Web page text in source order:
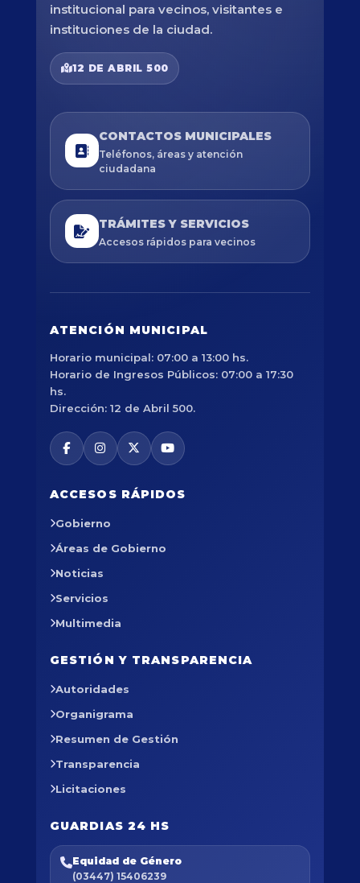
institucional para vecinos, visitantes e
instituciones de la ciudad.
12 DE ABRIL 500
CONTACTOS MUNICIPALES
Teléfonos, áreas y atención
ciudadana
TRÁMITES Y SERVICIOS
Accesos rápidos para vecinos
ATENCIÓN MUNICIPAL
Horario municipal: 07:00 a 13:00 hs.
Horario de Ingresos Públicos: 07:00 a 17:30
hs.
Dirección: 12 de Abril 500.
ACCESOS RÁPIDOS
Gobierno
Áreas de Gobierno
Noticias
Servicios
Multimedia
GESTIÓN Y TRANSPARENCIA
Autoridades
Organigrama
Resumen de Gestión
Transparencia
Licitaciones
GUARDIAS 24 HS
Equidad de Género
(03447) 15406239